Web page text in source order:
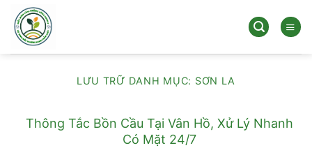
qua
dung
LƯU TRỮ DANH MỤC: SƠN LA
Thông Tắc Bồn Cầu Tại Vân Hồ, Xử Lý Nhanh
Có Mặt 24/7